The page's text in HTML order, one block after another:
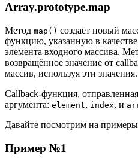
Array.prototype.map
Метод map() создаёт новый
функцию, указанную в
элемента входного массива.
возвращённое значение от
массив, используя эти значения.
Callback-функция,
аргумента: element, index, и
Давайте посмотрим на
Пример №1